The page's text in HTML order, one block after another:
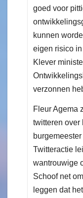
goed voor
kunnen
eigen risico
Klever
verzonnen
Fleur Agema
twitteren over
Twitteractie
wantrouwige
Schoof net
leggen dat